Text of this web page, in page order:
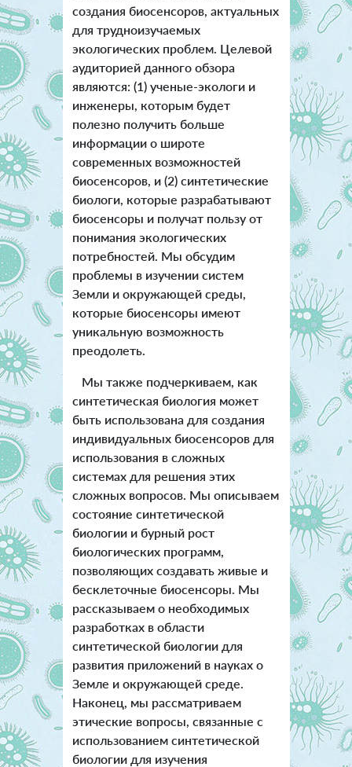
создания биосенсоров, актуальных
для трудноизучаемых
экологических проблем. Целевой
аудиторией данного обзора
являются: (1) ученые-экологи и
инженеры, которым будет
полезно получить больше
информации о широте
современных возможностей
биосенсоров, и (2) синтетические
биологи, которые разрабатывают
биосенсоры и получат пользу от
понимания экологических
потребностей. Мы обсудим
проблемы в изучении систем
Земли и окружающей среды,
которые биосенсоры имеют
уникальную возможность
преодолеть.
Мы также подчеркиваем, как
синтетическая биология может
быть использована для создания
индивидуальных биосенсоров для
использования в сложных
системах для решения этих
сложных вопросов. Мы описываем
состояние синтетической
биологии и бурный рост
биологических программ,
позволяющих создавать живые и
бесклеточные биосенсоры. Мы
рассказываем о необходимых
разработках в области
синтетической биологии для
развития приложений в науках о
Земле и окружающей среде.
Наконец, мы рассматриваем
этические вопросы, связанные с
использованием синтетической
биологии для изучения